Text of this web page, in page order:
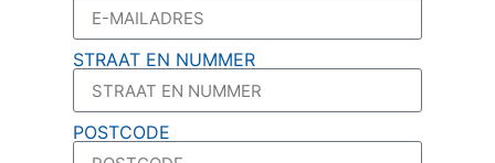
STRAAT EN NUMMER
POSTCODE